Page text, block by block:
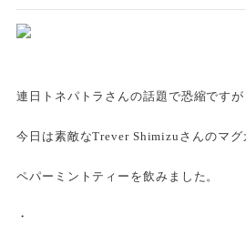
連日トネパトラさんの話題で恐縮ですが
今日は素敵なTrever Shimizuさんのマグ
ペパーミントティーを飲みました。
・